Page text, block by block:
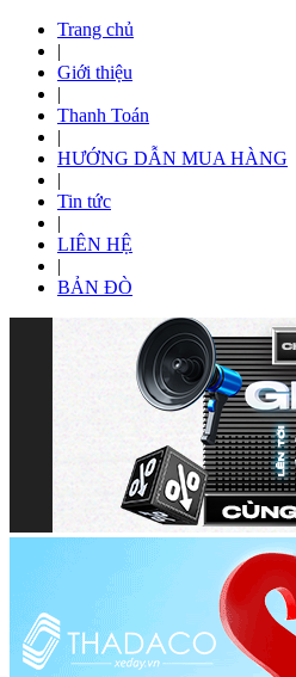
Trang chủ
|
Giới thiệu
|
Thanh Toán
|
HƯỚNG DẪN MUA HÀNG
|
Tin tức
|
LIÊN HỆ
|
BẢN ĐÒ